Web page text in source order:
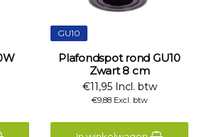
GU10
Plafondspot rond GU10
Zwart 8 cm
€11,95 Incl. btw
€9,88 Excl. btw